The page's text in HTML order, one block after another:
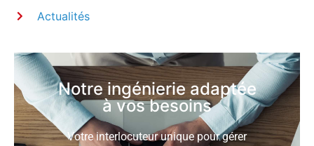
Actualités
Notre ingénierie adaptée
à vos besoins
Votre interlocuteur unique pour gérer